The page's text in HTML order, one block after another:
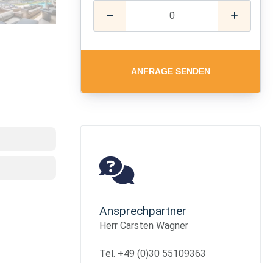
ANFRAGE SENDEN
Ansprechpartner
Herr Carsten Wagner
Tel. +49 (0)30 55109363